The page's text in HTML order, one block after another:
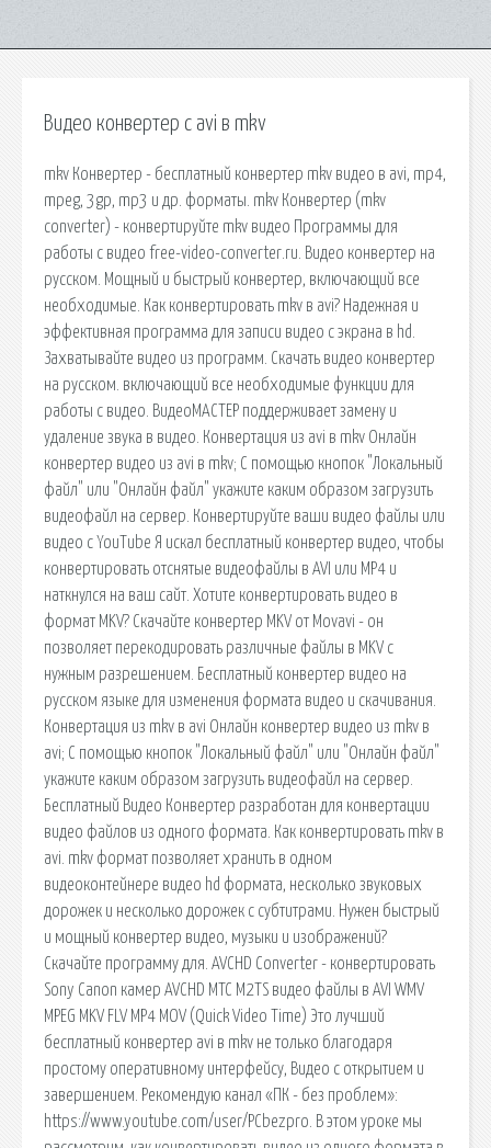
Видео конвертер с avi в mkv
mkv Конвертер - бесплатный конвертер mkv видео в avi, mp4,
mpeg, 3gp, mp3 и др. форматы. mkv Конвертер (mkv
converter) - конвертируйте mkv видео Программы для
работы с видео free-video-converter.ru. Видео конвертер на
русском. Мощный и быстрый конвертер, включающий все
необходимые. Как конвертировать mkv в avi? Надежная и
эффективная программа для записи видео с экрана в hd.
Захватывайте видео из программ. Скачать видео конвертер
на русском. включающий все необходимые функции для
работы с видео. ВидеоМАСТЕР поддерживает замену и
удаление звука в видео. Конвертация из avi в mkv Онлайн
конвертер видео из avi в mkv; С помощью кнопок "Локальный
файл" или "Онлайн файл" укажите каким образом загрузить
видеофайл на сервер. Конвертируйте ваши видео файлы или
видео с YouTube Я искал бесплатный конвертер видео, чтобы
конвертировать отснятые видеофайлы в AVI или MP4 и
наткнулся на ваш сайт. Хотите конвертировать видео в
формат MKV? Скачайте конвертер MKV от Movavi - он
позволяет перекодировать различные файлы в MKV с
нужным разрешением. Бесплатный конвертер видео на
русском языке для изменения формата видео и скачивания.
Конвертация из mkv в avi Онлайн конвертер видео из mkv в
avi; С помощью кнопок "Локальный файл" или "Онлайн файл"
укажите каким образом загрузить видеофайл на сервер.
Бесплатный Видео Конвертер разработан для конвертации
видео файлов из одного формата. Как конвертировать mkv в
avi. mkv формат позволяет хранить в одном
видеоконтейнере видео hd формата, несколько звуковых
дорожек и несколько дорожек с субтитрами. Нужен быстрый
и мощный конвертер видео, музыки и изображений?
Скачайте программу для. AVCHD Converter - конвертировать
Sony Canon камер AVCHD МТС M2TS видео файлы в AVI WMV
MPEG MKV FLV MP4 MOV (Quick Video Time) Это лучший
бесплатный конвертер avi в mkv не только благодаря
простому оперативному интерфейсу, Видео с открытием и
завершением. Рекомендую канал «ПК - без проблем»:
https://www.youtube.com/user/PCbezpro. В этом уроке мы